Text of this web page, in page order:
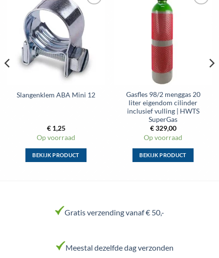
optie
kan
gekozen
worden
op
de
productpagina
optie
kan
gekozen
worden
op
de
productpagina
Toevoegen
aan
wenslijst
Slangenklem ABA Mini 12
€1,25
Op voorraad
BEKIJK PRODUCT
variaties.
Deze
gekozen
Gasfles 98/2 menggas 20
liter eigendom cilinder
inclusief vulling | HWTS
SuperGas
€329,00
Op voorraad
BEKIJK PRODUCT
gekozen
Gratis verzending vanaf € 50,-
Meestal dezelfde dag verzonden